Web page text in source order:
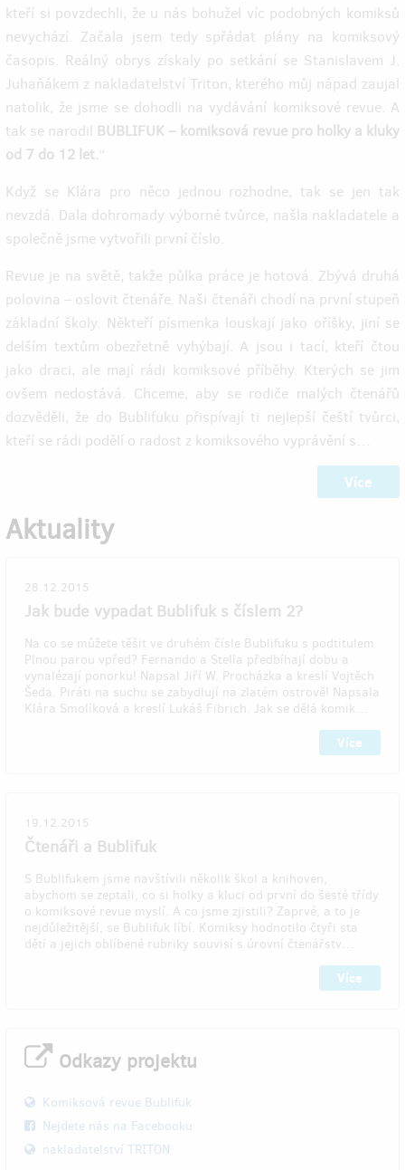
kteří si povzdechli, že u nás bohužel víc podobných komiksů
nevychází. Začala jsem tedy spřádat plány na komiksový
časopis. Reálný obrys získaly po setkání se Stanislavem J.
Juhaňákem z nakladatelství Triton, kterého můj nápad zaujal
natolik, že jsme se dohodli na vydávání komiksové revue. A
tak se narodil BUBLIFUK – komiksová revue pro holky a kluky
od 7 do 12 let.“
Když se Klára pro něco jednou rozhodne, tak se jen tak
nevzdá. Dala dohromady výborné tvůrce, našla nakladatele a
společně jsme vytvořili první číslo.
Revue je na světě, takže půlka práce je hotová. Zbývá druhá
polovina – oslovit čtenáře. Naši čtenáři chodí na první stupeň
základní školy. Někteří písmenka louskají jako oříšky, jiní se
delším textům obezřetně vyhýbají. A jsou i tací, kteří čtou
jako draci, ale mají rádi komiksové příběhy. Kterých se jim
ovšem nedostává. Chceme, aby se rodiče malých čtenářů
dozvěděli, že do Bublifuku přispívají ti nejlepší čeští tvůrci,
kteří se rádi podělí o radost z komiksového vyprávění s…
Více
Aktuality
28.12.2015
Jak bude vypadat Bublifuk s číslem 2?
Na co se můžete těšit ve druhém čísle Bublifuku s podtitulem
Plnou parou vpřed? Fernando a Stella předbíhají dobu a
vynalézají ponorku! Napsal Jiří W. Procházka a kreslí Vojtěch
Šeda. Piráti na suchu se zabydlují na zlatém ostrově! Napsala
Klára Smolíková a kreslí Lukáš Fibrich. Jak se dělá komik…
Více
19.12.2015
Čtenáři a Bublifuk
S Bublifukem jsme navštívili několik škol a knihoven,
abychom se zeptali, co si holky a kluci od první do šesté třídy
o komiksové revue myslí. A co jsme zjistili? Zaprvé, a to je
nejdůležitější, se Bublifuk líbí. Komiksy hodnotilo čtyři sta
dětí a jejich oblíbené rubriky souvisí s úrovní čtenářstv…
Více
Odkazy projektu
Komiksová revue Bublifuk
Nejdete nás na Facebooku
nakladatelství TRITON